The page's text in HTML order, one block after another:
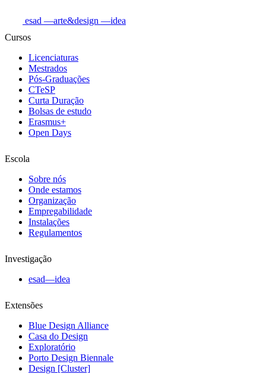
esad —arte&design —idea
Cursos
Licenciaturas
Mestrados
Pós-Graduações
CTeSP
Curta Duração
Bolsas de estudo
Erasmus+
Open Days
Escola
Sobre nós
Onde estamos
Organização
Empregabilidade
Instalações
Regulamentos
Investigação
esad—idea
Extensões
Blue Design Alliance
Casa do Design
Exploratório
Porto Design Biennale
Design [Cluster]